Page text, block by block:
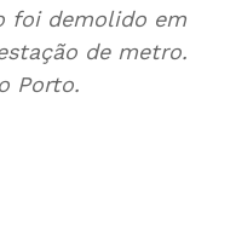
foi demolido em
de metro.
Porto.